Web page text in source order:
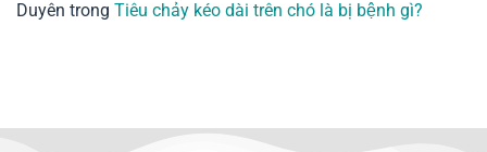
Duyên trong Tiêu chảy kéo dài trên chó là bị bệnh gì?